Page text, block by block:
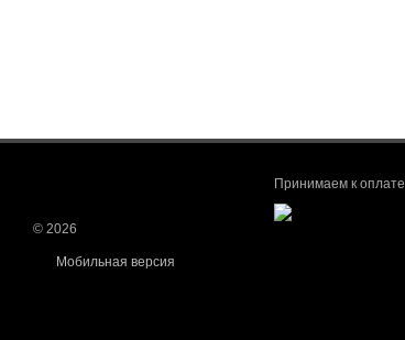
© 2026
Мобильная версия
Принимаем к оплате